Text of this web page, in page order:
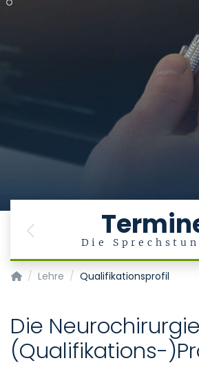
Die
Previous
Klinik für Neurochirurgie
Lehre Qualifikationsprofil
Die
(Qualifikations-